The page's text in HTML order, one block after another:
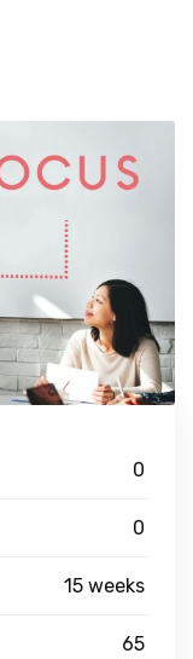
0
0
15 weeks
65